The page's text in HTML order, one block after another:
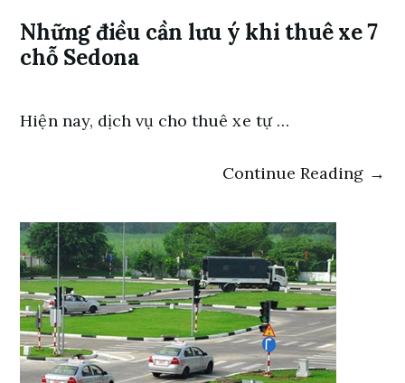
Những điều cần lưu ý khi thuê xe 7
chỗ Sedona
Hiện nay, dịch vụ cho thuê xe tự …
Continue Reading →